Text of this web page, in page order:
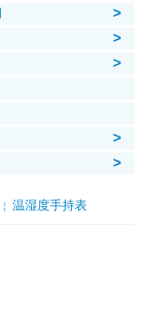
>
>
>
>
>
￤ 温湿度手持表